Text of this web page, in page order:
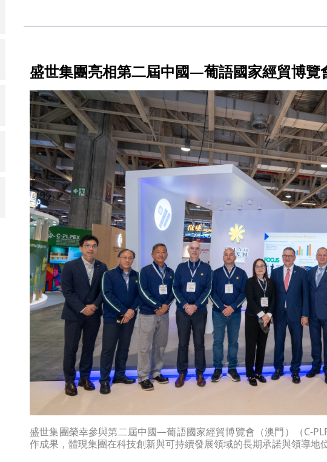
盛世集團亮相第二屆中國—葡語國家經貿博覽
盛世集團榮幸參與第二屆中國—葡語國家經貿博覽會（澳門）（C-
作成果，體現集團在科技創新與可持續發展領域的長期承諾與領導地位